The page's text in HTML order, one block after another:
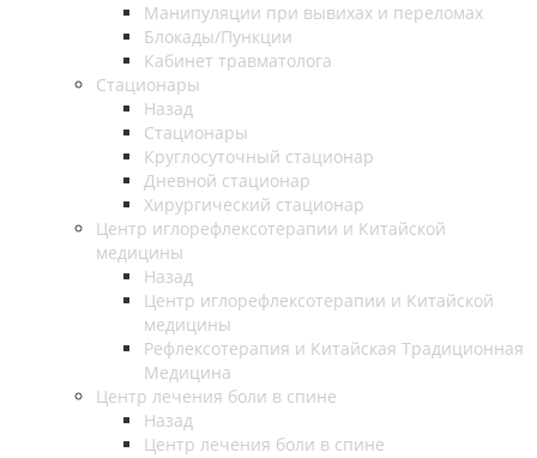
Манипуляции при вывихах и переломах
Блокады/Пункции
Кабинет травматолога
Стационары
Назад
Стационары
Круглосуточный стационар
Дневной стационар
Хирургический стационар
Центр иглорефлексотерапии и Китайской
медицины
Назад
Центр иглорефлексотерапии и Китайской
медицины
Рефлексотерапия и Китайская Традиционная
Медицина
Центр лечения боли в спине
Назад
Центр лечения боли в спине